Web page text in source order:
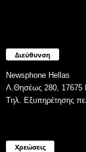
Διεύθυνση
Newsphone Hellas
Λ.Θησέως 280, 17675
Tηλ. Εξυπηρέτησης
Χρεώσεις